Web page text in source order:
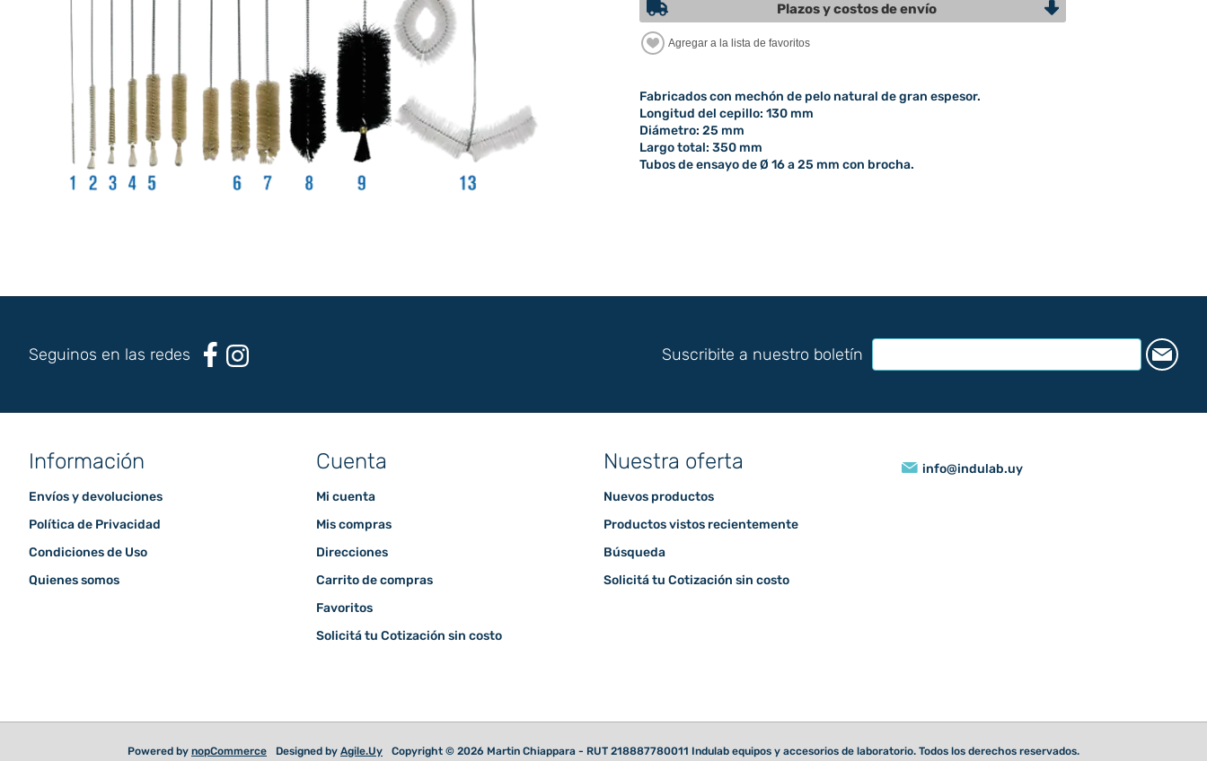
Plazos y costos de envío
Fabricados con mechón de pelo natural de gran espesor.
Longitud del cepillo: 130 mm
Diámetro: 25 mm
Largo total: 350 mm
Tubos de ensayo de Ø 16 a 25 mm con brocha.
Seguinos en las redes Suscribite a nuestro boletín
Información
Envíos y devoluciones
Política de Privacidad
Condiciones de Uso
Quienes somos
Cuenta
Mi cuenta
Mis compras
Direcciones
Carrito de compras
Favoritos
Solicitá tu Cotización sin costo
Nuestra oferta
Nuevos productos
Productos vistos recientemente
Búsqueda
Solicitá tu Cotización sin costo
info@indulab.uy
Powered by nopCommerce Designed by Agile.Uy Copyright © 2026 Martin Chiappara - RUT 218887780011 Indulab equipos y accesorios de laboratorio. Todos los derechos reservados.